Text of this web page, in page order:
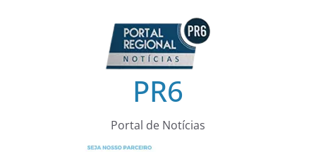
PR6
Portal de Notícias